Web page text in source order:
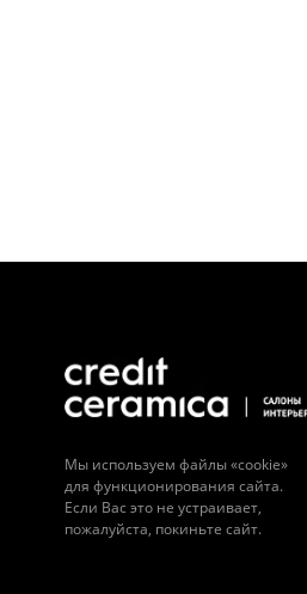
Мы используем файлы «cookie»
для функционирования сайта.
Если Вас это не устраивает,
пожалуйста, покиньте сайт.